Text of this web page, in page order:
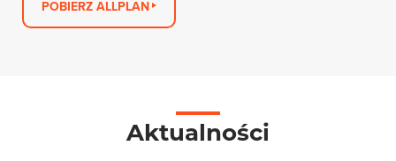
POBIERZ ALLPLAN
Aktualności